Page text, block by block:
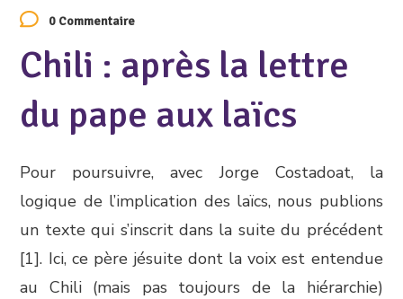
0 Commentaire
Chili : après la lettre
du pape aux laïcs
Pour poursuivre, avec Jorge Costadoat, la
logique de l’implication des laïcs, nous publions
un texte qui s’inscrit dans la suite du précédent
[1]. Ici, ce père jésuite dont la voix est entendue
au Chili (mais pas toujours de la hiérarchie)